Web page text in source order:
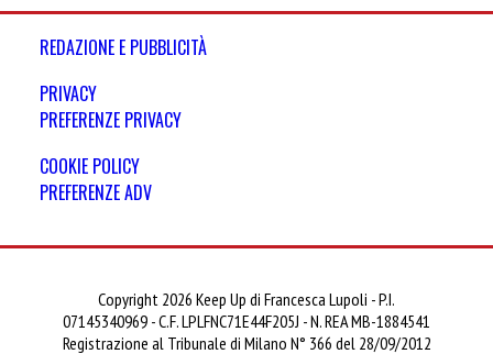
REDAZIONE E PUBBLICITÀ
PRIVACY
PREFERENZE PRIVACY
COOKIE POLICY
PREFERENZE ADV
Copyright 2026 Keep Up di Francesca Lupoli - P.I.
07145340969 - C.F. LPLFNC71E44F205J - N. REA MB-1884541
Registrazione al Tribunale di Milano N° 366 del 28/09/2012